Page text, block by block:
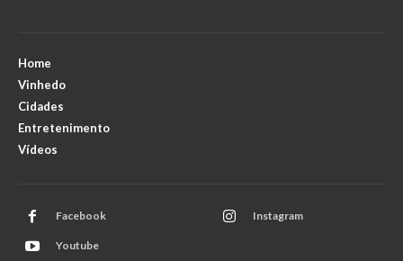
Home
Vinhedo
Cidades
Entretenimento
Vídeos
Facebook Instagram
Youtube